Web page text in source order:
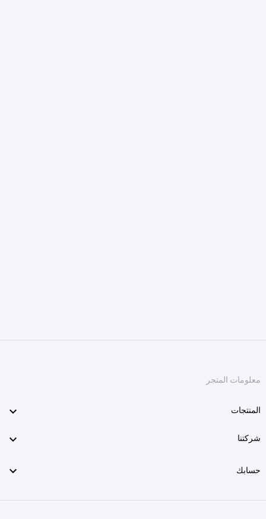
معلومات المتجر
المنتجات 
شركتنا 
حسابك 